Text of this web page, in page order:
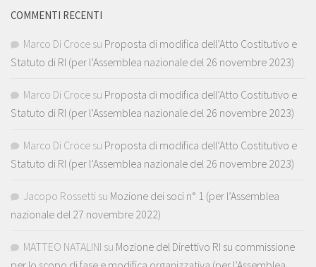
COMMENTI RECENTI
Marco Di Croce su Proposta di modifica dell’Atto Costitutivo e
Statuto di RI (per l’Assemblea nazionale del 26 novembre 2023)
Marco Di Croce su Proposta di modifica dell’Atto Costitutivo e
Statuto di RI (per l’Assemblea nazionale del 26 novembre 2023)
Marco Di Croce su Proposta di modifica dell’Atto Costitutivo e
Statuto di RI (per l’Assemblea nazionale del 26 novembre 2023)
Jacopo Rossetti su Mozione dei soci n° 1 (per l’Assemblea
nazionale del 27 novembre 2022)
MATTEO NATALINI su Mozione del Direttivo RI su commissione